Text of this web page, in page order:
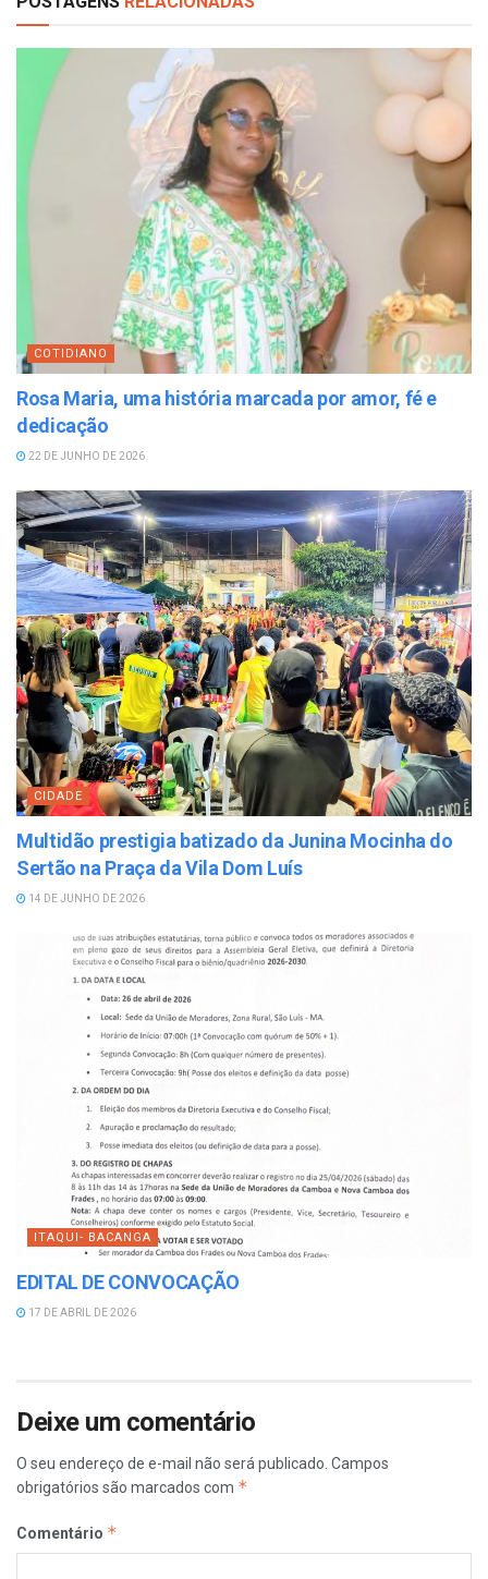
COTIDIANO
Rosa Maria, uma história marcada por amor, fé e
dedicação
22 DE JUNHO DE 2026
CIDADE
Multidão prestigia batizado da Junina Mocinha do
Sertão na Praça da Vila Dom Luís
14 DE JUNHO DE 2026
ITAQUI- BACANGA
EDITAL DE CONVOCAÇÃO
17 DE ABRIL DE 2026
Deixe um comentário
O seu endereço de e-mail não será publicado. Campos
obrigatórios são marcados com *
Comentário *